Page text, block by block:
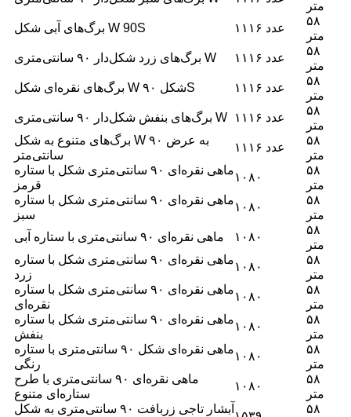
متر
برگ‌های آبی شکل W 90S
۱۱۱۶ عدد
۵۸
متر
برگ‌های زرد شکل‌دار ۹۰ سانتی‌متری W
۱۱۱۶ عدد
۵۸
متر
برگ‌های نقره‌ای شکل W شکل ۹۰S
۱۱۱۶ عدد
۵۸
متر
برگ‌های بنفش شکل‌دار ۹۰ سانتی‌متری W
۱۱۱۶ عدد
۵۸
متر
برگ‌های متنوع به شکل W به عرض ۹۰
سانتی‌متر
۱۱۱۶ عدد
۵۸
متر
ماهی نقره‌ای ۹۰ سانتی‌متری شکل با ستاره
قرمز
۱۰۸۰
۵۸
متر
ماهی نقره‌ای ۹۰ سانتی‌متری شکل با ستاره
سبز
۱۰۸۰
۵۸
متر
ماهی نقره‌ای ۹۰ سانتی‌متری با ستاره آبی
۱۰۸۰
۵۸
متر
ماهی نقره‌ای ۹۰ سانتی‌متری شکل با ستاره
زرد
۱۰۸۰
۵۸
متر
ماهی نقره‌ای ۹۰ سانتی‌متری شکل با ستاره
نقره‌ای
۱۰۸۰
۵۸
متر
ماهی نقره‌ای ۹۰ سانتی‌متری شکل با ستاره
بنفش
۱۰۸۰
۵۸
متر
ماهی نقره‌ای شکل ۹۰ سانتی‌متری با ستاره
رنگی
۱۰۸۰
۵۸
متر
ماهی نقره‌ای ۹۰ سانتی‌متری با طرح
ستاره‌ای متنوع
۱۰۸۰
۵۸
متر
آبشار تاجی زربافت ۹۰ سانتی‌متری به شکل
۵۸